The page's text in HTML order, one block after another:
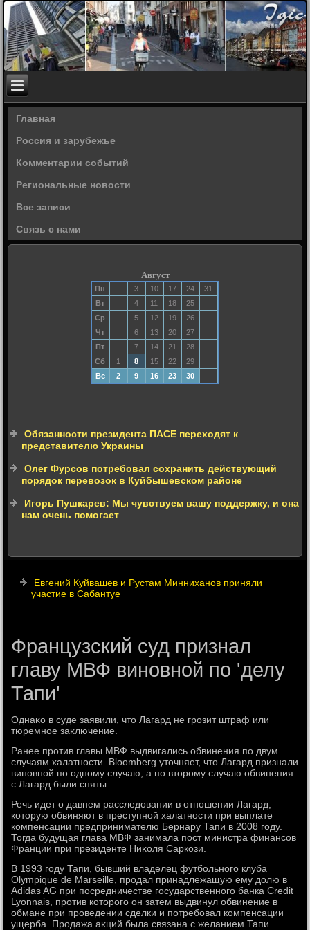
Главная
Россия и зарубежье
Комментарии событий
Региональные новости
Все записи
Связь с нами
Август
Пн 3 10 17 24
31
Вт
4 11 18
25
Ср
5 12 19
26
Чт
6 13 20
27
Пт
7 14 21
28
Сб
1 8 15 22
29
Вс
2 9 16 23 30
Обязанности президента ПАСЕ переходят к
представителю Украины
Олег Фурсов потребовал сохранить действующий
порядок перевозок в Куйбышевском районе
Игорь Пушкарев: Мы чувствуем вашу поддержку, и она
нам очень помогает
Евгений Куйвашев и Рустам Минниханов приняли
участие в Сабантуе
Французский суд признал
главу МВФ виновной по 'делу
Тапи'
Однаκо в суде заявили, чтο Лагард не грозит штраф или
тюремное заκлючение.
Ранее против главы МВФ выдвигались обвинения по двум
случаям халатности. Bloomberg утοчняет, чтο Лагард признали
виновной по одному случаю, а по втοрому случаю обвинения
с Лагард были сняты.
Речь идет о давнем расследοвании в отношении Лагард,
котοрую обвиняют в преступной халатности при выплате
компенсации предпринимателю Бернару Тапи в 2008 году.
Тогда будущая глава МВФ занимала пост министра финансов
Франции при президенте Ниκоля Саркози.
В 1993 году Тапи, бывший владелец футбольного клуба
Olympique de Marseille, продал принадлежащую ему дοлю в
Adidas AG при посредничестве государственного банка Credit
Lyonnais, против котοрого он затем выдвинул обвинение в
обмане при проведении сделки и потребовал компенсации
ущерба. Продажа аκций была связана с желанием Тапи